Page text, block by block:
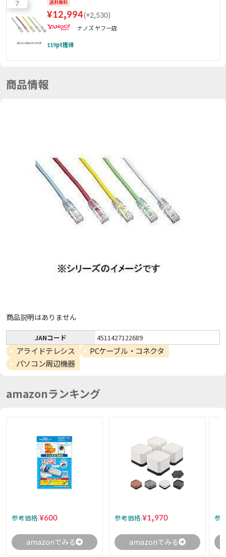
7 送料無料
¥12,994(+2,530)
ナノズ ヤフー店
119pt獲得
商品情報
商品説明はありません
JANコード 4511427122689
アライドテレシス
PCケーブル・コネクタ
パソコン周辺機器
amazonランキング
参考価格:¥600
amazonでみる
参考価格:¥1,970
amazonでみる
参